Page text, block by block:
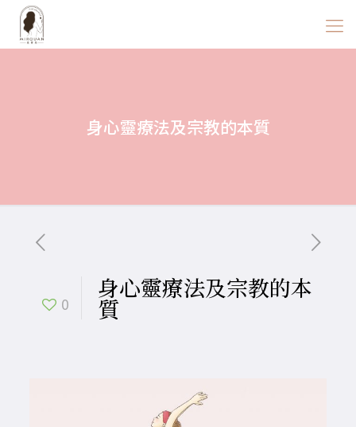
身心靈療法及宗教的本質
0
身心靈療法及宗教的本
質